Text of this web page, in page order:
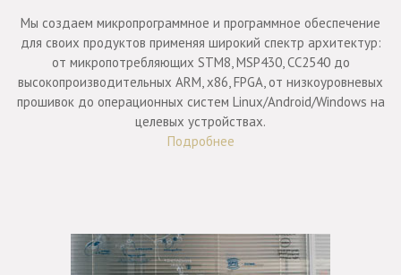
Мы создаем микропрограммное и программное обеспечение
для своих продуктов применяя широкий спектр архитектур:
от микропотребляющих STM8, MSP430, CC2540 до
высокопроизводительных ARM, x86, FPGA, от низкоуровневых
прошивок до операционных систем Linux/Android/Windows на
целевых устройствах.
Подробнее